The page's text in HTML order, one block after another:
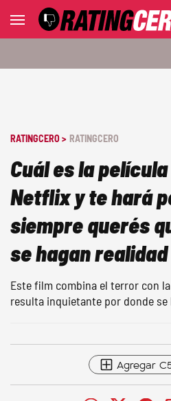
RATINGCERO > RATINGCERO
Cuál es la
Netflix y te hará
siempre querés
se hagan realidad
Este film combina el terror con
resulta inquietante por donde se
Agregar